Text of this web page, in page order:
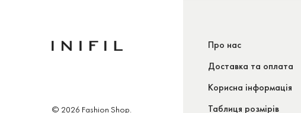
© 2026 Fashion Shop.
Про нас
Доставка та оплата
Корисна інформація
Таблиця розмірів